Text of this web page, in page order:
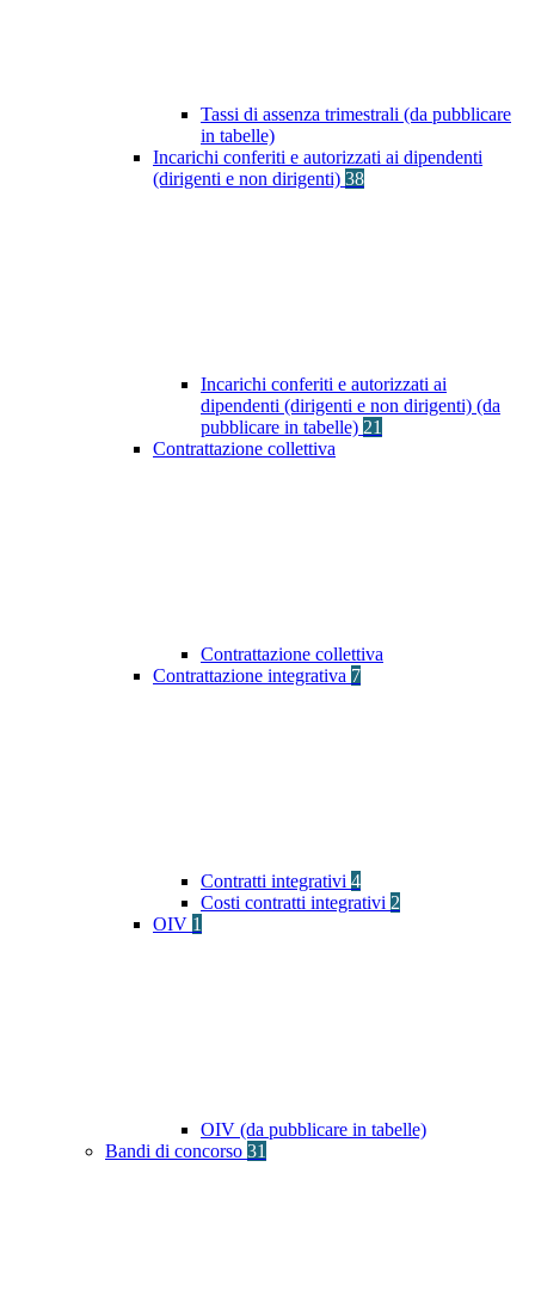
Tassi di assenza trimestrali (da pubblicare
in tabelle)
Incarichi conferiti e autorizzati ai dipendenti
(dirigenti e non dirigenti) 38
Incarichi conferiti e autorizzati ai
dipendenti (dirigenti e non dirigenti) (da
pubblicare in tabelle) 21
Contrattazione collettiva
Contrattazione collettiva
Contrattazione integrativa 7
Contratti integrativi 4
Costi contratti integrativi 2
OIV 1
OIV (da pubblicare in tabelle)
Bandi di concorso 31